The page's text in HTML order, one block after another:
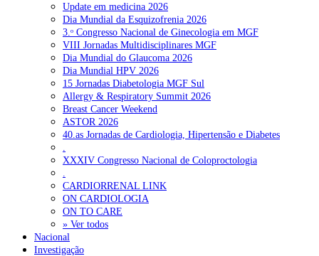
Update em medicina 2026
Dia Mundial da Esquizofrenia 2026
3.ᵒ Congresso Nacional de Ginecologia em MGF
VIII Jornadas Multidisciplinares MGF
Dia Mundial do Glaucoma 2026
Dia Mundial HPV 2026
15 Jornadas Diabetologia MGF Sul
Allergy & Respiratory Summit 2026
Breast Cancer Weekend
ASTOR 2026
40.as Jornadas de Cardiologia, Hipertensão e Diabetes
XXXIV Congresso Nacional de Coloproctologia
CARDIORRENAL LINK
ON CARDIOLOGIA
ON TO CARE
» Ver todos
Nacional
Investigação